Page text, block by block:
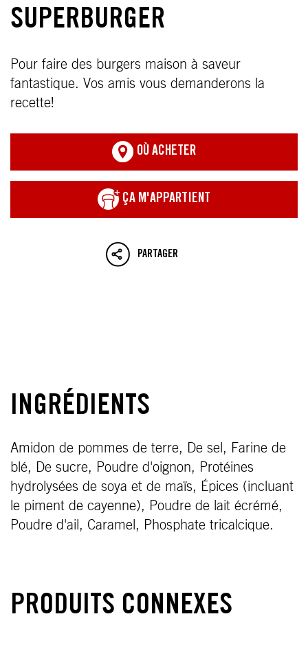
SUPERBURGER
Pour faire des burgers maison à saveur
fantastique. Vos amis vous demanderons la
recette!
OÙ ACHETER
ÇA M'APPARTIENT
PARTAGER
INGRÉDIENTS
Amidon de pommes de terre, De sel, Farine de
blé, De sucre, Poudre d'oignon, Protéines
hydrolysées de soya et de maïs, Épices (incluant
le piment de cayenne), Poudre de lait écrémé,
Poudre d'ail, Caramel, Phosphate tricalcique.
PRODUITS CONNEXES